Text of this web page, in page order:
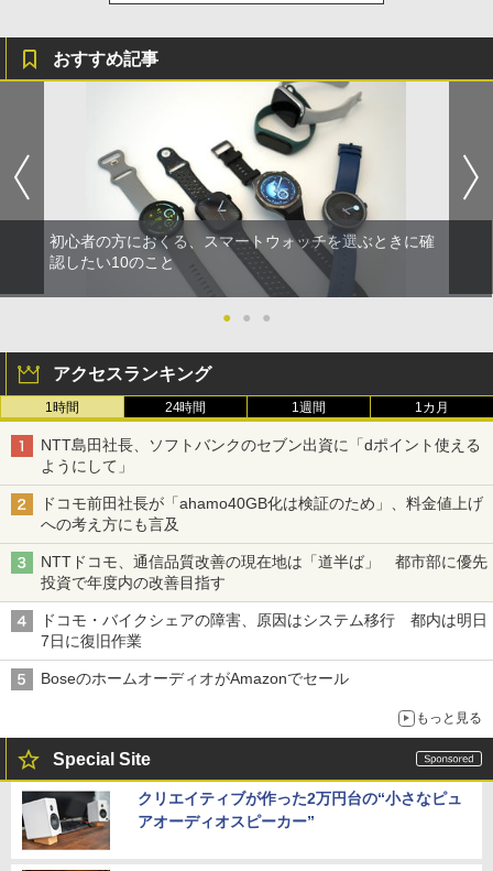
おすすめ記事
初心者の方におくる、スマートウォッチを選ぶときに確
認したい10のこと
● ● ●
アクセスランキング
1時間 24時間 1週間 1カ月
NTT島田社長、ソフトバンクのセブン出資に「dポイント使える
ようにして」
ドコモ前田社長が「ahamo40GB化は検証のため」、料金値上げ
への考え方にも言及
NTTドコモ、通信品質改善の現在地は「道半ば」 都市部に優先
投資で年度内の改善目指す
ドコモ・バイクシェアの障害、原因はシステム移行 都内は明日
7日に復旧作業
BoseのホームオーディオがAmazonでセール
もっと見る
Special Site
クリエイティブが作った2万円台の“小さなピュ
アオーディオスピーカー”